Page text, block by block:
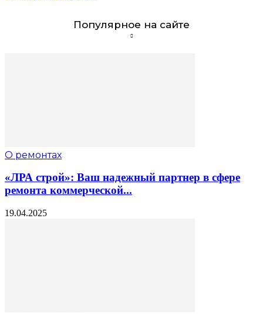
Популярное на сайте
О ремонтах
«ЛРА строй»: Ваш надежный партнер в сфере
ремонта коммерческой...
19.04.2025